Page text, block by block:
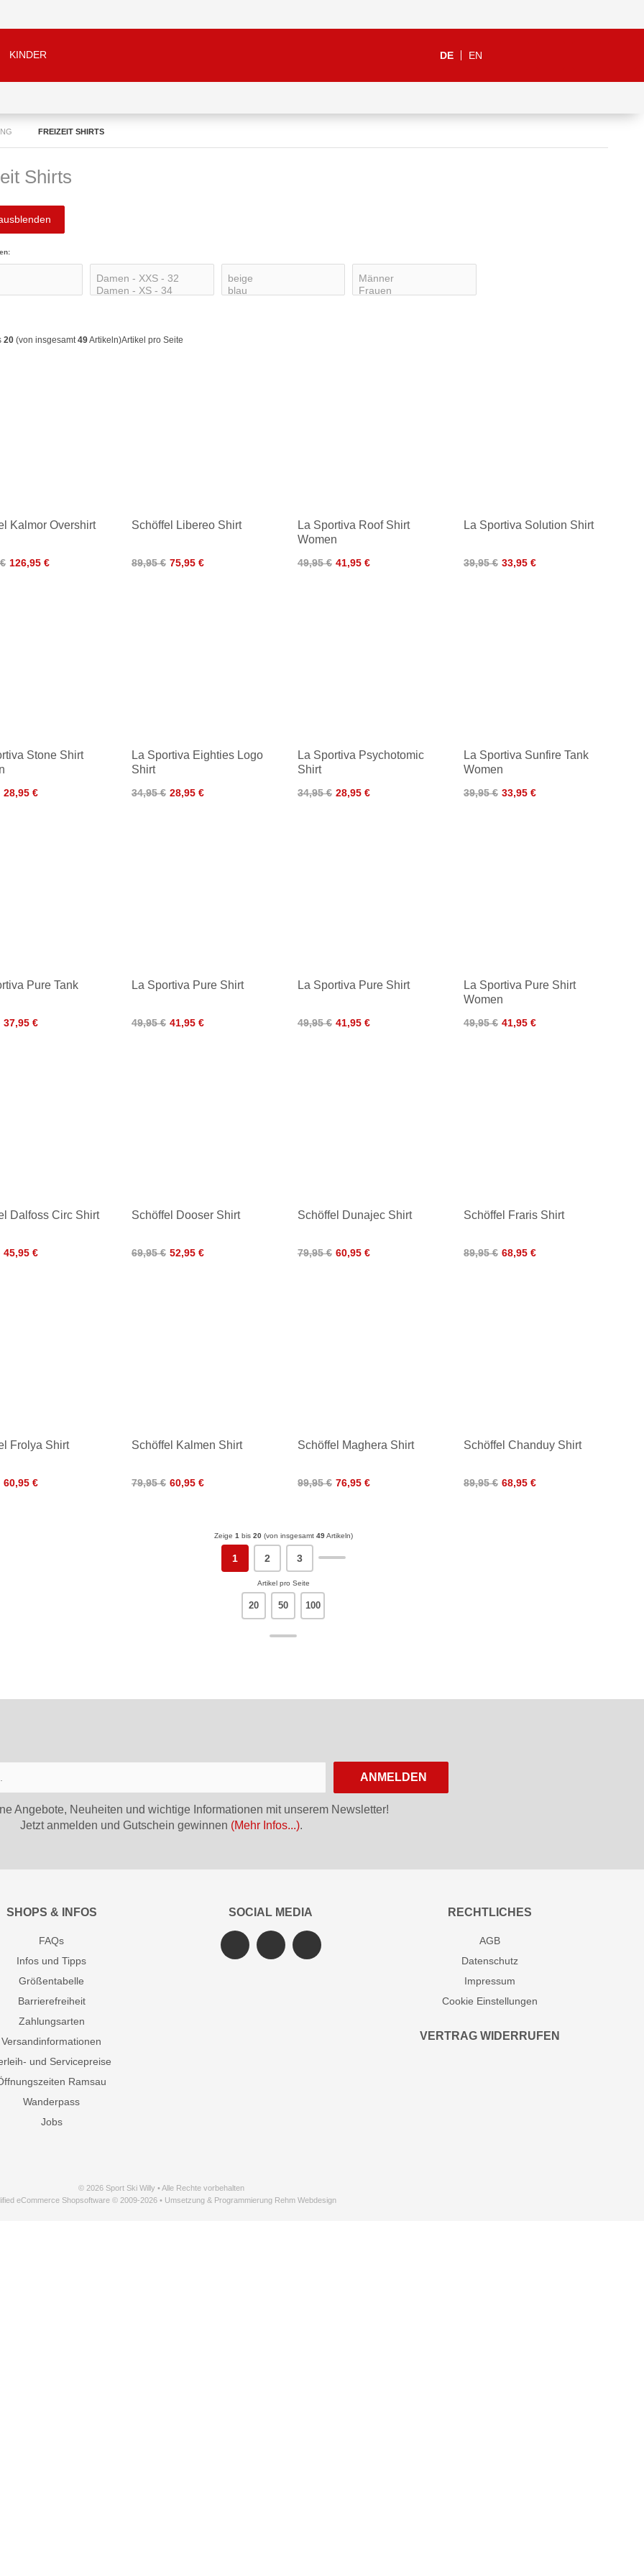
KINDER DE EN
FREIZEIT SHIRTS
Shirts
20 (von insgesamt49Artikeln)Artikel pro Seite
Kalmor Overshirt
126,95 €
Schöffel Libereo Shirt
89,95 € 75,95 €
La Sportiva Roof Shirt
Women
49,95 € 41,95 €
La Sportiva Solution Shirt
39,95 € 33,95 €
Stone Shirt
28,95 €
La Sportiva Eighties Logo
Shirt
34,95 € 28,95 €
La Sportiva Psychotomic
Shirt
34,95 € 28,95 €
La Sportiva Sunfire Tank
Women
39,95 € 33,95 €
Pure Tank
37,95 €
La Sportiva Pure Shirt
49,95 € 41,95 €
La Sportiva Pure Shirt
49,95 € 41,95 €
La Sportiva Pure Shirt
Women
49,95 € 41,95 €
Dalfoss Circ Shirt
45,95 €
Schöffel Dooser Shirt
69,95 € 52,95 €
Schöffel Dunajec Shirt
79,95 € 60,95 €
Schöffel Fraris Shirt
89,95 € 68,95 €
Frolya Shirt
60,95 €
Schöffel Kalmen Shirt
79,95 € 60,95 €
Schöffel Maghera Shirt
99,95 € 76,95 €
Schöffel Chanduy Shirt
89,95 € 68,95 €
Zeige 1 bis 20(von insgesamt 49Artikeln)
1 2 3
Artikel pro Seite
20 50 100
ANMELDEN
Angebote, Neuheiten und wichtige Informationen mit unserem Newsletter!
Jetzt anmelden und Gutschein gewinnen (Mehr Infos...).
SHOPS & INFOS
FAQs
Infos und Tipps
Größentabelle
Barrierefreiheit
Zahlungsarten
Versandinformationen
und Servicepreise
Ramsau
Wanderpass
Jobs
SOCIAL MEDIA RECHTLICHES
AGB
Datenschutz
Impressum
Cookie Einstellungen
VERTRAG WIDERRUFEN
© 2026 Sport Ski Willy • Alle Rechte vorbehalten
eCommerce Shopsoftware © 2009-2026 • Umsetzung & Programmierung Rehm Webdesign